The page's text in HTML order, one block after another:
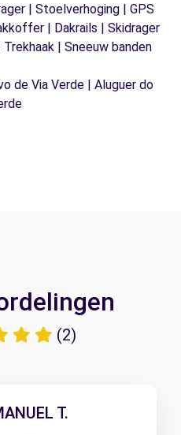
| Stoelverhoging | GPS
| Dakrails | Skidrager
| Sneeuw banden
de Via Verde | Aluguer do
(2)
T.